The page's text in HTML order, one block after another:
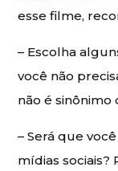
esse filme,
– Escolha
você não
não é sinônimo
– Será que
mídias sociais?